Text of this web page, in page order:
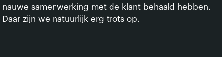
nauwe samenwerking met de klant behaald hebben.
Daar zijn we natuurlijk erg trots op.